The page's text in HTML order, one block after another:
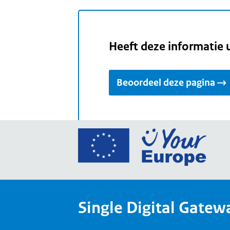
Heeft deze informatie
Beoordeel deze pagina
Ga
Your
Single Digital